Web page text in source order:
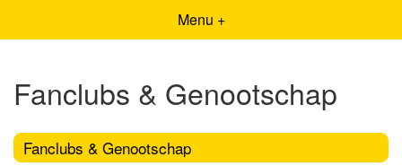
Menu +
Fanclubs & Genootschap
Fanclubs & Genootschap